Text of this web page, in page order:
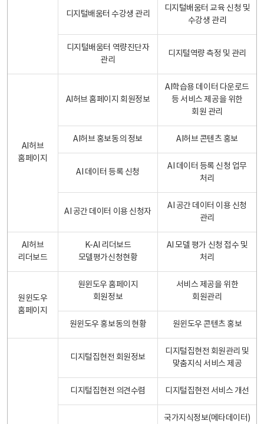
디지털배움터 수강생 관리
디지털배움터 교육 신청 및
수강생 관리
디지털배움터 역량진단자
관리
디지털역량 측정 및 관리
AI허브
홈페이지
AI허브 홈페이지 회원정보
AI학습용 데이터 다운로드
등 서비스 제공을 위한
회원 관리
AI허브 홍보동의 정보 AI허브 콘텐츠 홍보
AI 데이터 등록 신청
AI 데이터 등록 신청 업무
처리
AI 공간 데이터 이용 신청자
AI 공간 데이터 이용 신청
관리
AI허브
리더보드
K-AI 리더보드
모델평가신청현황
AI 모델 평가 신청 접수 및
처리
원윈도우
홈페이지
원윈도우 홈페이지
회원정보
서비스 제공을 위한
회원관리
원윈도우 홍보동의 현황 원윈도우 콘텐츠 홍보
디지털집현전 회원정보
디지털집현전 회원관리 및
맞춤지식 서비스 제공
디지털집현전 의견수렴 디지털집현전 서비스 개선
국가지식정보(메타데이터)